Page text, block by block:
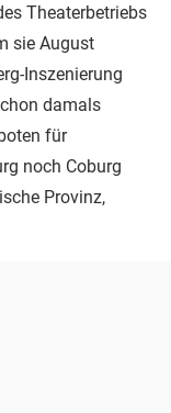
Theaterbetriebs
sie August
Inszenierung
damals
für
noch Coburg
Provinz,